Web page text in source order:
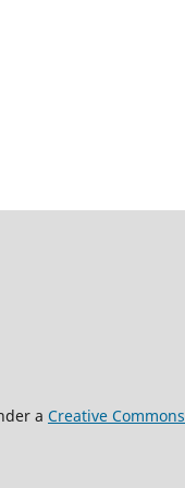
a Creative